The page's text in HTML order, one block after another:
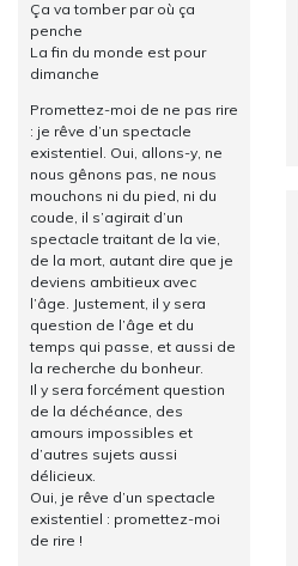
Ça va tomber par où ça
penche
La fin du monde est pour
dimanche
Promettez-moi de ne pas rire
: je rêve d’un spectacle
existentiel. Oui, allons-y, ne
nous gênons pas, ne nous
mouchons ni du pied, ni du
coude, il s’agirait d’un
spectacle traitant de la vie,
de la mort, autant dire que je
deviens ambitieux avec
l’âge. Justement, il y sera
question de l’âge et du
temps qui passe, et aussi de
la recherche du bonheur.
Il y sera forcément question
de la déchéance, des
amours impossibles et
d’autres sujets aussi
délicieux.
Oui, je rêve d’un spectacle
existentiel : promettez-moi
de rire !